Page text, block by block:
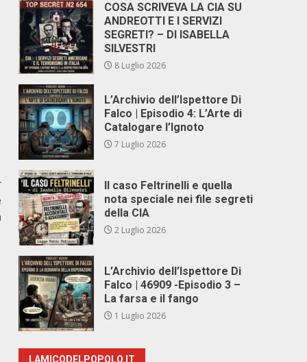
COSA SCRIVEVA LA CIA SU
ANDREOTTI E I SERVIZI
SEGRETI? – DI ISABELLA
SILVESTRI
8 Luglio 2026
L’Archivio dell’Ispettore Di
Falco | Episodio 4: L’Arte di
Catalogare l’Ignoto
7 Luglio 2026
Il caso Feltrinelli e quella
nota speciale nei file segreti
della CIA
2 Luglio 2026
L’Archivio dell’Ispettore Di
Falco | 46909 -Episodio 3 –
La farsa e il fango
1 Luglio 2026
LAMICODELPOPOLO.IT